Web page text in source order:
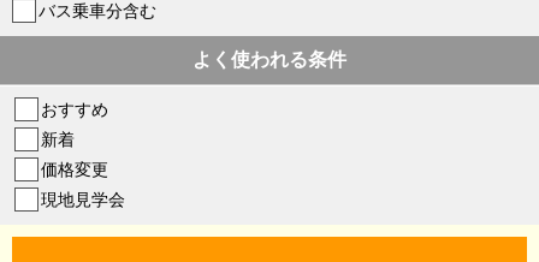
バス乗車分含む
よく使われる条件
おすすめ
新着
価格変更
現地見学会